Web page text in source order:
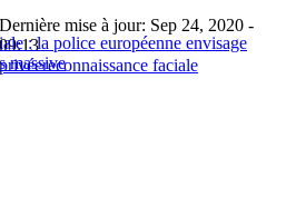
: la police européenne envisage
massive
Dernière mise à jour: Sep 24, 2020 -
09:13
reconnaissance faciale